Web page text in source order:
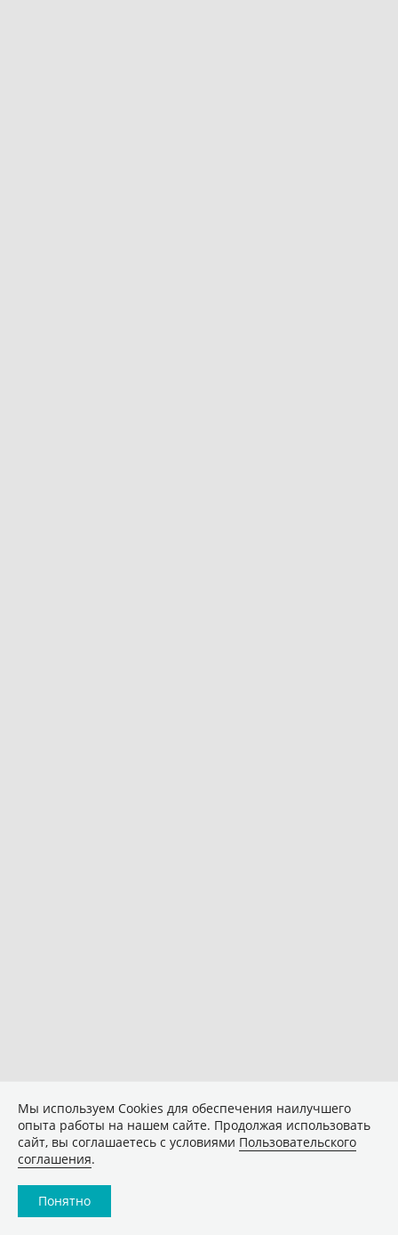
Мы используем Сookies для обеспечения наилучшего
опыта работы на нашем сайте. Продолжая использовать
сайт, вы соглашаетесь с условиями Пользовательского
соглашения.
Понятно